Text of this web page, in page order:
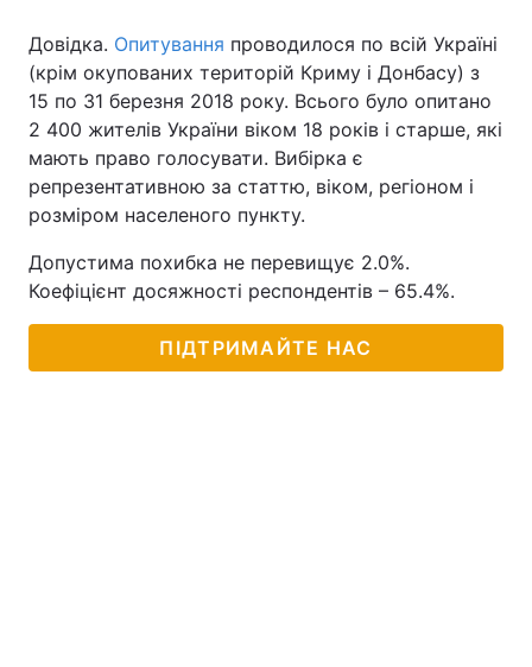
Довідка. Опитування проводилося по всій Україні
(крім окупованих територій Криму і Донбасу) з
15 по 31 березня 2018 року. Всього було опитано
2 400 жителів України віком 18 років і старше, які
мають право голосувати. Вибірка є
репрезентативною за статтю, віком, регіоном і
розміром населеного пункту.
Допустима похибка не перевищує 2.0%.
Коефіцієнт досяжності респондентів – 65.4%.
ПІДТРИМАЙТЕ НАС